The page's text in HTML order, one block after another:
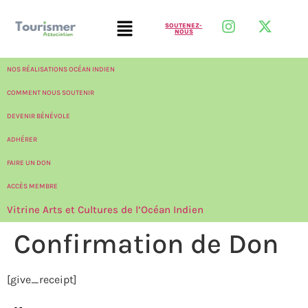
SOUTENEZ-
NOUS
NOS RÉALISATIONS OCÉAN INDIEN
COMMENT NOUS SOUTENIR
DEVENIR BÉNÉVOLE
ADHÉRER
FAIRE UN DON
ACCÈS MEMBRE
Vitrine Arts et Cultures de l’Océan Indien
Confirmation de Don
[give_receipt]